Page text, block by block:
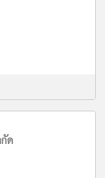
ด